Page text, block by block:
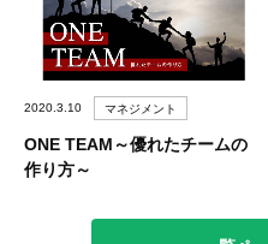
2020.3.10 マネジメント
ONE TEAM～優れたチームの
作り方～